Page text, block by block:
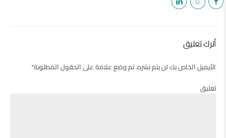
أترك تعليق
الأيميل الخاص بك لن يتم نشره. تم وضع علامة على الحقول المطلوبة*
تعليق